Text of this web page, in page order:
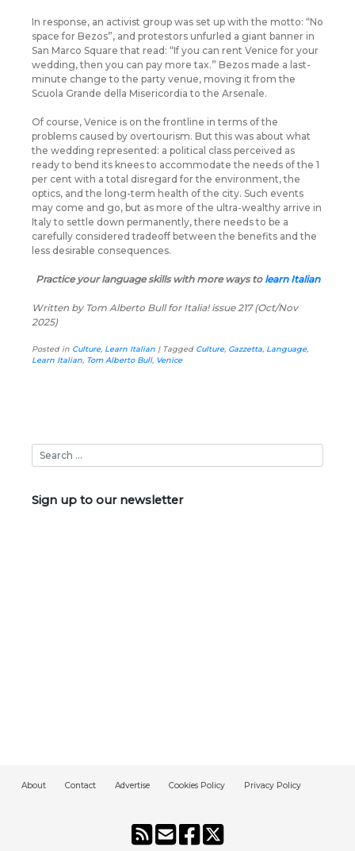
In response, an activist group was set up with the motto: “No
space for Bezos”, and protestors unfurled a giant banner in
San Marco Square that read: “If you can rent Venice for your
wedding, then you can pay more tax.” Bezos made a last-
minute change to the party venue, moving it from the
Scuola Grande della Misericordia to the Arsenale.
Of course, Venice is on the frontline in terms of the
problems caused by overtourism. But this was about what
the wedding represented: a political class perceived as
ready to bend its knees to accommodate the needs of the 1
per cent with a total disregard for the environment, the
optics, and the long-term health of the city. Such events
may come and go, but as more of the ultra-wealthy arrive in
Italy to settle down permanently, there needs to be a
carefully considered tradeoff between the benefits and the
less desirable consequences.
Practice your language skills with more ways to learn Italian
Written by Tom Alberto Bull for Italia! issue 217 (Oct/Nov
2025)
Posted in Culture, Learn Italian | Tagged Culture, Gazzetta Language,
Learn Italian Tom Alberto Bull, Venice
Sign up to our newsletter
About Contact Advertise Cookies Policy Privacy Policy